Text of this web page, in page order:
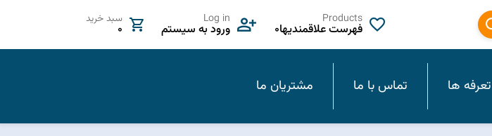
Products
فهرست علاقمندیها0
Log in
ورود به سیستم
سبد خرید
0
تعرفه ها تماس با ما مشتریان ما